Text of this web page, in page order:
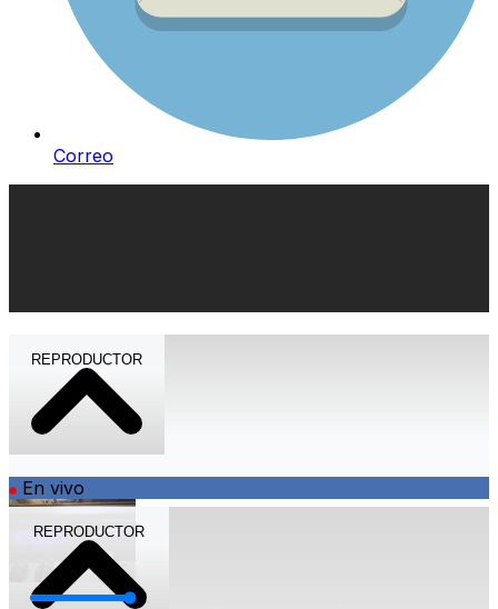
Correo
REPRODUCTOR
En vivo
Volumen
REPRODUCTOR